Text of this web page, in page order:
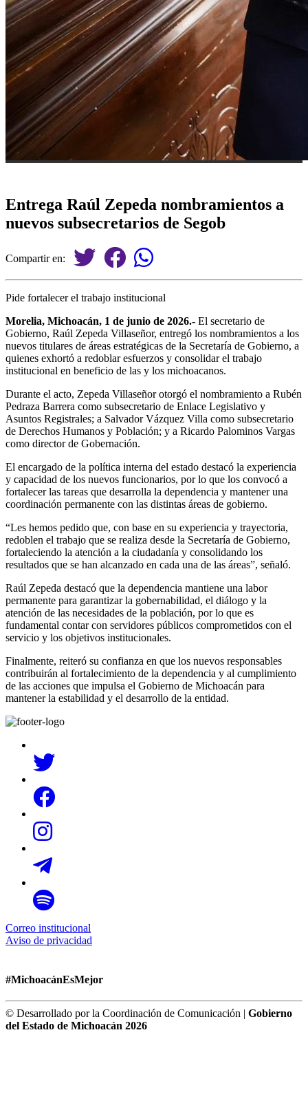
Entrega Raúl Zepeda nombramientos a
nuevos subsecretarios de Segob
Compartir en:
Pide fortalecer el trabajo institucional
Morelia, Michoacán, 1 de junio de 2026.- El secretario de
Gobierno, Raúl Zepeda Villaseñor, entregó los nombramientos a los
nuevos titulares de áreas estratégicas de la Secretaría de Gobierno, a
quienes exhortó a redoblar esfuerzos y consolidar el trabajo
institucional en beneficio de las y los michoacanos.
Durante el acto, Zepeda Villaseñor otorgó el nombramiento a Rubén
Pedraza Barrera como subsecretario de Enlace Legislativo y
Asuntos Registrales; a Salvador Vázquez Villa como subsecretario
de Derechos Humanos y Población; y a Ricardo Palominos Vargas
como director de Gobernación.
El encargado de la política interna del estado destacó la experiencia
y capacidad de los nuevos funcionarios, por lo que los convocó a
fortalecer las tareas que desarrolla la dependencia y mantener una
coordinación permanente con las distintas áreas de gobierno.
“Les hemos pedido que, con base en su experiencia y trayectoria,
redoblen el trabajo que se realiza desde la Secretaría de Gobierno,
fortaleciendo la atención a la ciudadanía y consolidando los
resultados que se han alcanzado en cada una de las áreas”, señaló.
Raúl Zepeda destacó que la dependencia mantiene una labor
permanente para garantizar la gobernabilidad, el diálogo y la
atención de las necesidades de la población, por lo que es
fundamental contar con servidores públicos comprometidos con el
servicio y los objetivos institucionales.
Finalmente, reiteró su confianza en que los nuevos responsables
contribuirán al fortalecimiento de la dependencia y al cumplimiento
de las acciones que impulsa el Gobierno de Michoacán para
mantener la estabilidad y el desarrollo de la entidad.
Correo institucional
Aviso de privacidad
#MichoacánEsMejor
© Desarrollado por la Coordinación de Comunicación | Gobierno
del Estado de Michoacán 2026